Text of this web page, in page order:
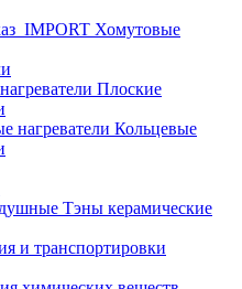
Хомутовые
Плоские
Кольцевые
Тэны керамические
и транспортировки